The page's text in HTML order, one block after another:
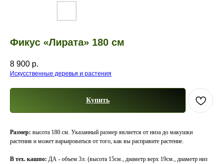
Фикус «Лирата» 180 см
8 900 р.
Искусственные деревья и растения
Купить
Размер: высота 180 см. Указанный размер является от низа до макушки
растения и может варьироваться от того, как вы расправите растение.
В тех. кашпо: ДА - объем 3л. (высота 15см., диаметр верх 19см., диаметр низ